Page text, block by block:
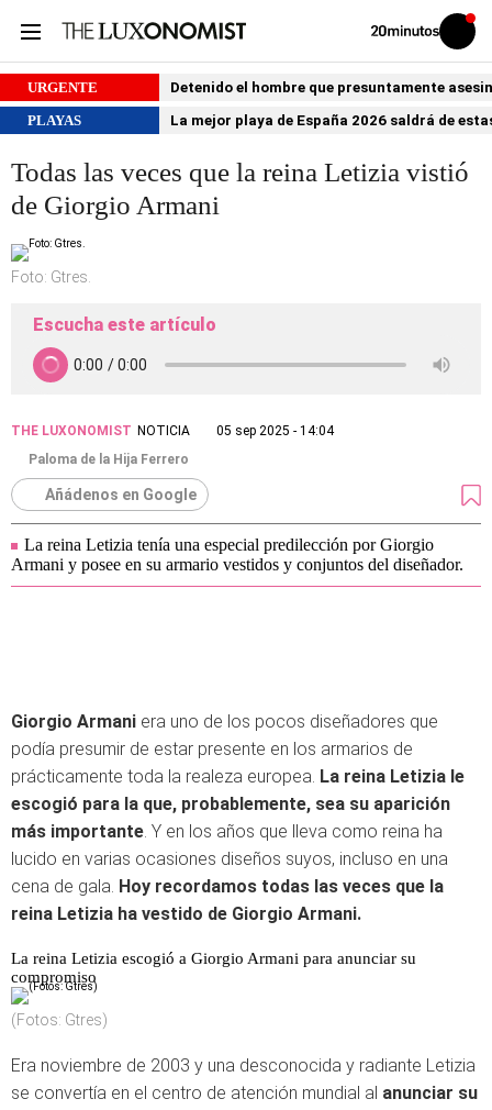
Volver
Iniciar
sesión
URGENTE
Detenido el hombre que presuntamente
PLAYAS
La mejor playa de España 2026 saldrá de
Todas las veces que la reina Letizia vistió
de Giorgio Armani
Foto: Gtres.
Escucha este artículo
THE LUXONOMIST NOTICIA
05 sep 2025 - 14:04
Paloma de la Hija Ferrero
Añádenos en Google
La reina Letizia tenía una especial predilección por Giorgio
Armani y posee en su armario vestidos y conjuntos del diseñador.
Giorgio Armani era uno de los pocos diseñadores que
podía presumir de estar presente en los armarios de
prácticamente toda la realeza europea. La reina Letizia le
escogió para la que, probablemente, sea su aparición
más importante. Y en los años que lleva como reina ha
lucido en varias ocasiones diseños suyos, incluso en una
cena de gala. Hoy recordamos todas las veces que la
reina Letizia ha vestido de Giorgio Armani.
La reina Letizia escogió a Giorgio Armani para anunciar su
compromiso
(Fotos: Gtres)
Era noviembre de 2003 y una desconocida y radiante Letizia
se convertía en el centro de atención mundial al anunciar su